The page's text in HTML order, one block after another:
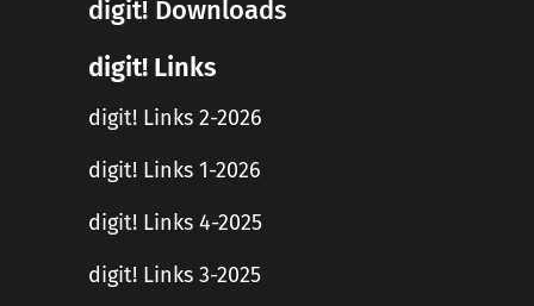
digit! Downloads
digit! Links
digit! Links 2-2026
digit! Links 1-2026
digit! Links 4-2025
digit! Links 3-2025